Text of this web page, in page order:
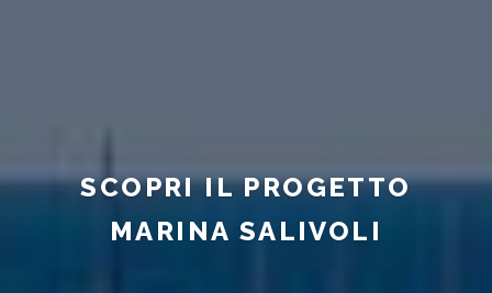
SCOPRI IL PROGETTO
MARINA SALIVOLI